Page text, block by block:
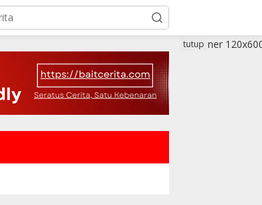
tutup